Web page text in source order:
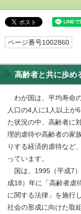
ページ番号1002860
高齢者と共に歩め
わが国は、平均寿命
人口の4人に1人以上が
た状況の中、高齢者に
理的虐待や高齢者の家
りする経済的虐待など
っています。
国は、1995（平成7
成18）年に「高齢者虐
に関する法律」を施行
社会の形成に向けた取